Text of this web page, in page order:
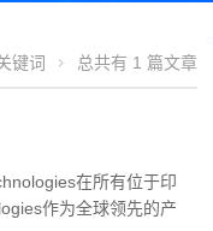
键词 总共有 1 篇文章
在所有位于印
作为全球领先的产